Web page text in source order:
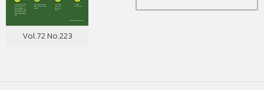
Vol.72 No.223